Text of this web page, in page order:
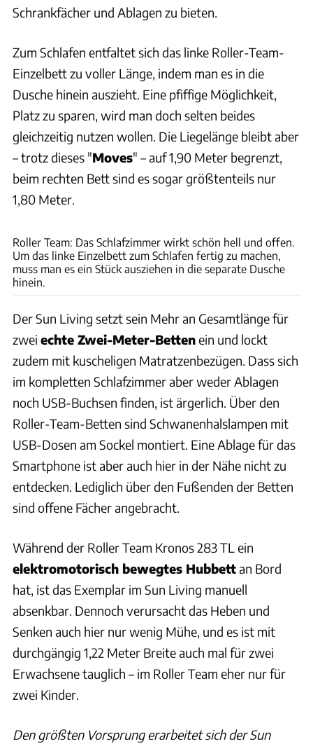
Schrankfächer und Ablagen zu bieten.
Zum Schlafen entfaltet sich das linke Roller-Team-
Einzelbett zu voller Länge, indem man es in die
Dusche hinein auszieht. Eine pfiffige Möglichkeit,
Platz zu sparen, wird man doch selten beides
gleichzeitig nutzen wollen. Die Liegelänge bleibt aber
– trotz dieses "Moves" – auf 1,90 Meter begrenzt,
beim rechten Bett sind es sogar größtenteils nur
1,80 Meter.
Roller Team: Das Schlafzimmer wirkt schön hell und offen.
Um das linke Einzelbett zum Schlafen fertig zu machen,
muss man es ein Stück ausziehen in die separate Dusche
hinein.
Der Sun Living setzt sein Mehr an Gesamtlänge für
zwei echte Zwei-Meter-Bettenein und lockt
zudem mit kuscheligen Matratzenbezügen. Dass sich
im kompletten Schlafzimmer aber weder Ablagen
noch USB-Buchsen finden, ist ärgerlich. Über den
Roller-Team-Betten sind Schwanenhalslampen mit
USB-Dosen am Sockel montiert. Eine Ablage für das
Smartphone ist aber auch hier in der Nähe nicht zu
entdecken. Lediglich über den Fußenden der Betten
sind offene Fächer angebracht.
Während der Roller Team Kronos 283 TL ein
elektromotorisch bewegtes Hubbettan Bord
hat, ist das Exemplar im Sun Living manuell
absenkbar. Dennoch verursacht das Heben und
Senken auch hier nur wenig Mühe, und es ist mit
durchgängig 1,22 Meter Breite auch mal für zwei
Erwachsene tauglich – im Roller Team eher nur für
zwei Kinder.
Den größten Vorsprung erarbeitet sich der Sun